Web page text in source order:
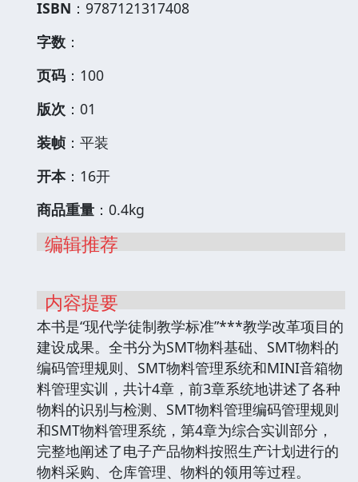
ISBN ：9787121317408
字数 ：
页码 ：100
版次 ：01
装帧 ：平装
开本：16开
商品重量 ：0.4kg
编辑推荐
内容提要
本书是“现代学徒制教学标准”***教学改革项目的
建设成果。全书分为SMT物料基础、SMT物料的
编码管理规则、SMT物料管理系统和MINI音箱物
料管理实训，共计4章，前3章系统地讲述了各种
物料的识别与检测、SMT物料管理编码管理规则
和SMT物料管理系统，第4章为综合实训部分，
完整地阐述了电子产品物料按照生产计划进行的
物料采购、仓库管理、物料的领用等过程。